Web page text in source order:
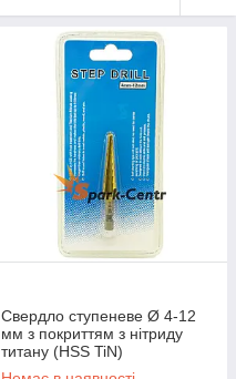
Свердло ступеневе Ø 4-12
мм з покриттям з нітриду
титану (HSS TiN)